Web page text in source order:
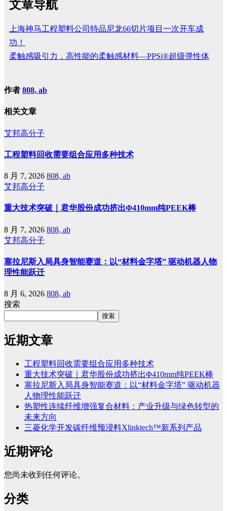
文章导航
上海神马工程塑料公司特品尼龙66切片项目一次开车成
功！
柔触感吸引力，高性能的柔触感材料—PPSi®超级弹性体
作者 808, ab
相关文章
艾邦高分子
工程塑料回收需要组合应用多种技术
8 月 7, 2026 808, ab
艾邦高分子
重大技术突破｜君华股份成功挤出Φ410mm纯PEEK棒
8 月 7, 2026 808, ab
艾邦高分子
塞拉尼斯入局具身智能赛道：以“材料金字塔” 驱动机器人物
理性能跃迁
8 月 6, 2026 808, ab
搜索
搜索
近期文章
工程塑料回收需要组合应用多种技术
重大技术突破｜君华股份成功挤出Φ410mm纯PEEK棒
塞拉尼斯入局具身智能赛道：以“材料金字塔” 驱动机器
人物理性能跃迁
热塑性连续纤维增强复合材料：产业升级与绿色转型的
未来方向
三菱化学开发碳纤维预浸料Xlinktech™新系列产品
近期评论
您尚未收到任何评论。
分类